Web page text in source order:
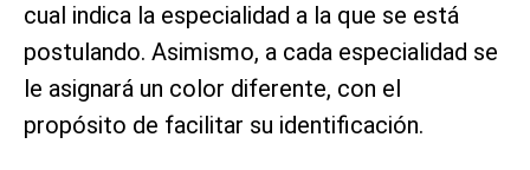
cual indica la especialidad a la que se está
postulando. Asimismo, a cada especialidad se
le asignará un color diferente, con el
propósito de facilitar su identificación.